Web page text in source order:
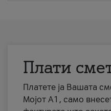
Плати
Платете ја Вашата
Мојот А1, само